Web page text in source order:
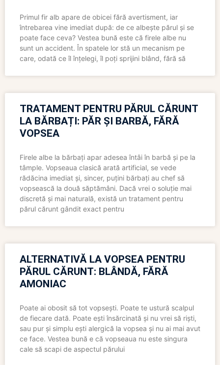
Primul fir alb apare de obicei fără avertisment, iar
întrebarea vine imediat după: de ce albește părul și se
poate face ceva? Vestea bună este că firele albe nu
sunt un accident. În spatele lor stă un mecanism pe
care, odată ce îl înțelegi, îl poți sprijini blând, fără să
TRATAMENT PENTRU PĂRUL CĂRUNT
LA BĂRBAȚI: PĂR ȘI BARBĂ, FĂRĂ
VOPSEA
Firele albe la bărbați apar adesea întâi în barbă și pe la
tâmple. Vopseaua clasică arată artificial, se vede
rădăcina imediat și, sincer, puțini bărbați au chef să
vopsească la două săptămâni. Dacă vrei o soluție mai
discretă și mai naturală, există un tratament pentru
părul cărunt gândit exact pentru
ALTERNATIVĂ LA VOPSEA PENTRU
PĂRUL CĂRUNT: BLÂNDĂ, FĂRĂ
AMONIAC
Poate ai obosit să tot vopsești. Poate te ustură scalpul
de fiecare dată. Poate ești însărcinată și nu vrei să riști,
sau pur și simplu ești alergică la vopsea și nu ai mai avut
ce face. Vestea bună e că vopseaua nu este singura
cale să scapi de aspectul părului